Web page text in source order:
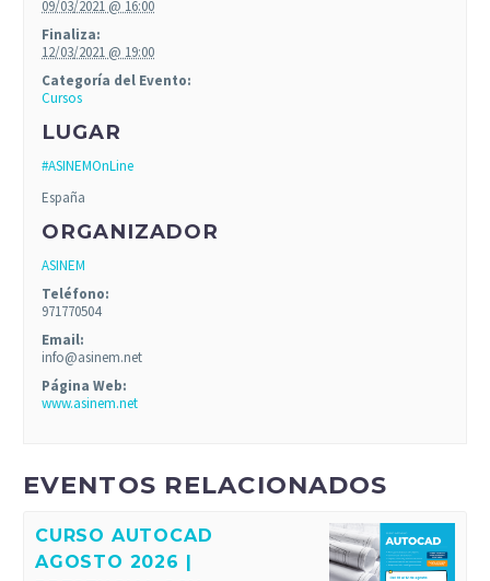
09/03/2021 @ 16:00
Finaliza:
12/03/2021 @ 19:00
Categoría del Evento:
Cursos
LUGAR
#ASINEMOnLine
España
ORGANIZADOR
ASINEM
Teléfono:
971770504
Email:
info@asinem.net
Página Web:
www.asinem.net
EVENTOS RELACIONADOS
CURSO AUTOCAD
AGOSTO 2026 |